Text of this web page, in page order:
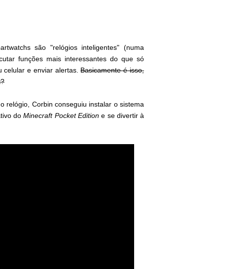
são "relógios inteligentes" (numa
funções mais interessantes do que só
celular e enviar alertas.Basicamente é isso,
relógio, Corbin conseguiu instalar o sistema
doMinecraft Pocket Editione se divertir à